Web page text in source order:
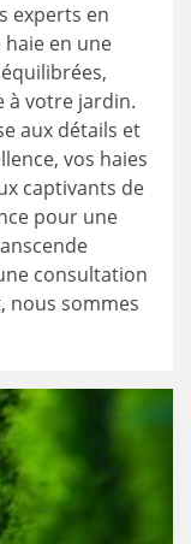
experts en
en une
à votre jardin.
aux détails et
vos haies
captivants de
pour une
consultation
nous sommes